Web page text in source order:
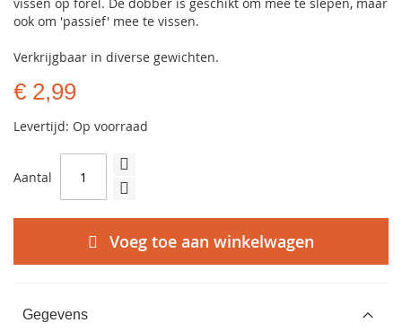
ook om 'passief' mee te vissen.
Verkrijgbaar in diverse gewichten.
€ 2,99
Levertijd: Op voorraad
Aantal
Voeg toe aan winkelwagen
Gegevens